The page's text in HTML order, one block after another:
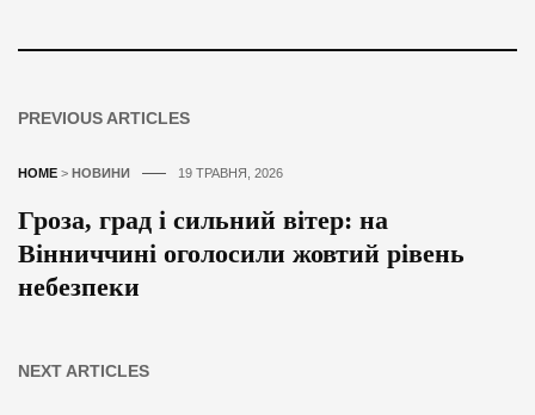
PREVIOUS ARTICLES
HOME > НОВИНИ 19 ТРАВНЯ, 2026
Гроза, град і сильний вітер: на
Вінниччині оголосили жовтий рівень
небезпеки
NEXT ARTICLES